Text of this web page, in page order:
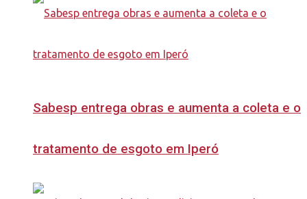
Sabesp entrega obras e aumenta a coleta e o
tratamento de esgoto em Iperó